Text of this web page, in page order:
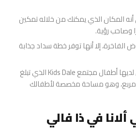
أنه المكان الذي يمكنك من خلاله تمكين
وصاحب رؤية.
إلا أنها توفر خطة سداد جذابة
ستقدر العائلات التي لديها أطفال مجتمع Kids Dale الذي تبلغ
10000 متر مربع، وهو مساحة مخصصة لأطفالك
في ذا فالي